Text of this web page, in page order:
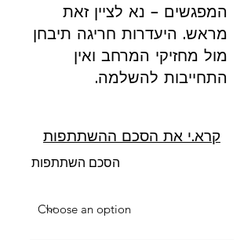
המפגשים – נא לציין זאת
מראש. היעדרות חריגה תיבחן
מול מחזיקי המרחב ואין
התחייבות להשלמה.
קרא.י את הסכם ההשתתפות
הסכם השתתפות